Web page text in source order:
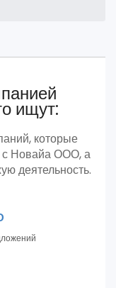
ищут:
которые
с Новайа ООО, а
деятельность.